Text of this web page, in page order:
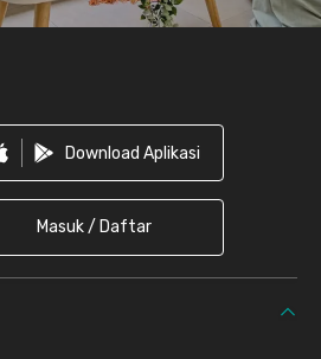
Download Aplikasi
Masuk / Daftar